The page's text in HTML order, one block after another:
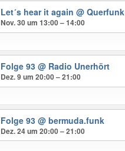
Let´s hear it again@ Querfunk
Nov. 30 um 13:00 – 14:00
Folge 93@ Radio Unerhört
Dez. 9 um 20:00 – 21:00
Folge 93@ bermuda.funk
Dez. 24 um 20:00 – 21:00